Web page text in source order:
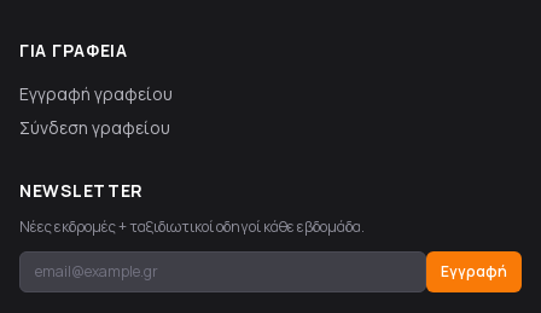
ΓΙΑ ΓΡΑΦΕΊΑ
Εγγραφή γραφείου
Σύνδεση γραφείου
NEWSLETTER
Νέες εκδρομές + ταξιδιωτικοί οδηγοί κάθε εβδομάδα.
Εγγραφή